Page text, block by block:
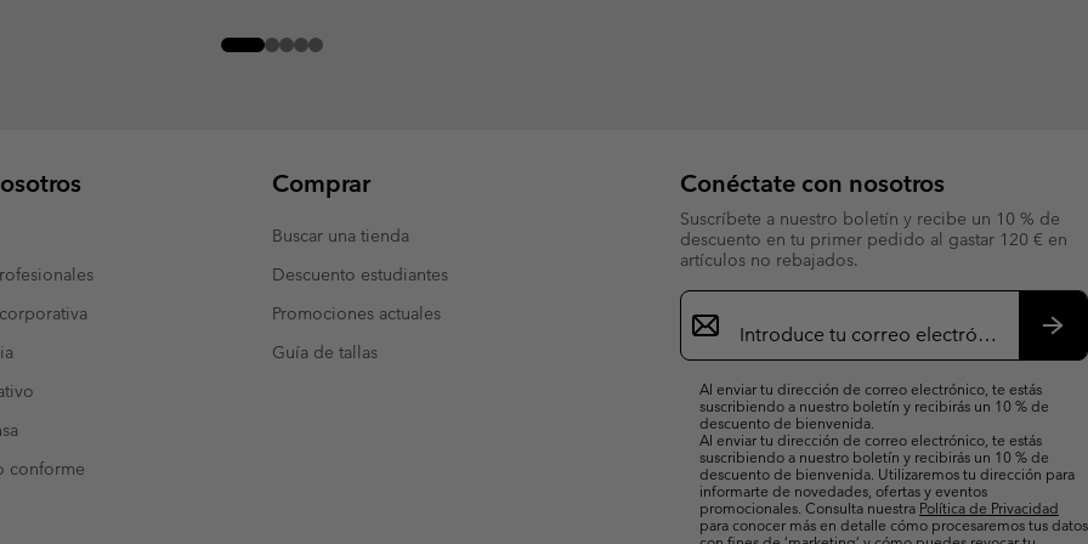
conforme
Comprar
Buscar una tienda
Descuento estudiantes
Promociones actuales
Guía de tallas
Conéctate con nosotros
Suscríbete a nuestro boletín y recibe un 10 % de
descuento en tu primer pedido al gastar 120 € en
artículos no rebajados.
Suscripción
de
correo
Al enviar tu dirección de correo electrónico, te estás
suscribiendo a nuestro boletín y recibirás un 10 % de
descuento de bienvenida.
Al enviar tu dirección de correo electrónico, te estás
suscribiendo a nuestro boletín y recibirás un 10 % de
descuento de bienvenida. Utilizaremos tu dirección para
informarte de novedades, ofertas y eventos
promocionales. Consulta nuestra Política de Privacidad
para conocer más en detalle cómo procesaremos tus datos